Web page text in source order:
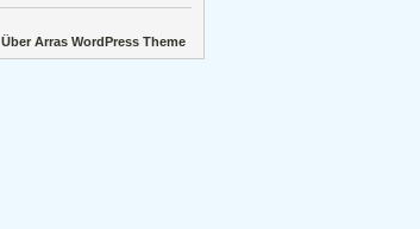
Über Arras WordPress Theme